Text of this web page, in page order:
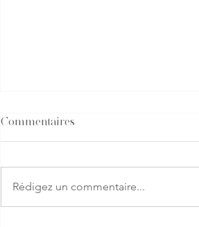
Commentaires
Rédigez un commentaire...